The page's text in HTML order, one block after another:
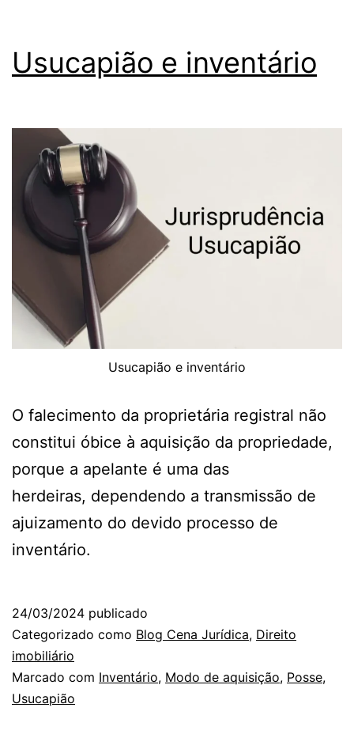
Usucapião e inventário
Usucapião e inventário
O falecimento da proprietária registral não
constitui óbice à aquisição da propriedade,
porque a apelante é uma das
herdeiras, dependendo a transmissão de
ajuizamento do devido processo de
inventário.
24/03/2024 publicado
Categorizado como Blog Cena Jurídica, Direito
imobiliário
Marcado com Inventário, Modo de aquisição, Posse,
Usucapião